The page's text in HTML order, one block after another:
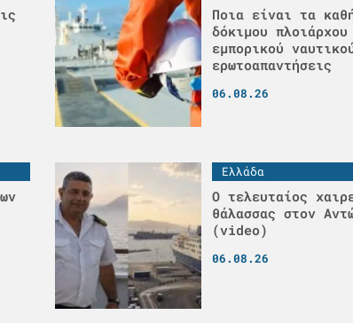
Ποια είναι τα
δόκιμου
εμπορικού
ερωτοαπαντήσεις
06.08.26
Ελλάδα
Ο τελευταίος
θάλασσας στον
(video)
06.08.26